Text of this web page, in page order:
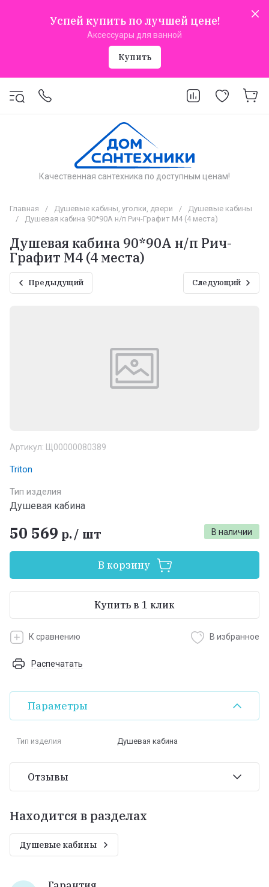
Успей купить по лучшей цене!
Аксессуары для ванной
Купить
Качественная сантехника по доступным ценам!
Главная / Душевые кабины, уголки, двери /
Душевые кабины
/
Душевая кабина 90*90А н/п Рич-Графит М4 (4 места)
Душевая кабина 90*90А н/п Рич-
Графит М4 (4 места)
Предыдущий Следующий
Артикул: Щ00000080389
Triton
Тип изделия
Душевая кабина
В наличии
50 569 р./ шт
В корзину
Купить в 1 клик
К сравнению В избранное
Распечатать
Параметры
Тип изделия Душевая кабина
Отзывы
Находится в разделах
Душевые кабины